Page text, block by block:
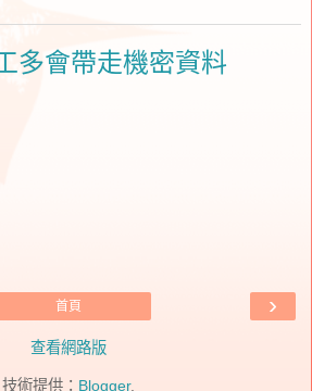
多會帶走機密資料
›
首頁
查看網路版
技術提供： Blogger.